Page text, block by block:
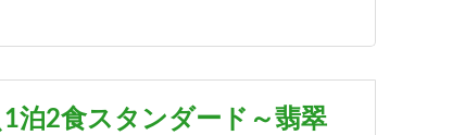
泊2食スタンダード～翡翠